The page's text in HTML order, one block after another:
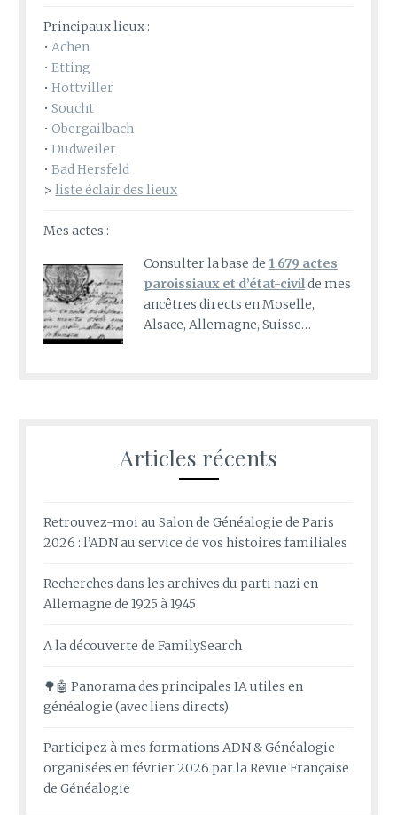
Principaux lieux :
•Achen
•Etting
•Hottviller
•Soucht
•Obergailbach
•Dudweiler
•Bad Hersfeld
>liste éclair des lieux
Mes actes :
Consulter la base de 1 679 actes
paroissiaux et d’état-civilde mes
ancêtres directs en Moselle,
Alsace, Allemagne, Suisse…
Articles récents
Retrouvez-moi au Salon de Généalogie de Paris
2026 : l’ADN au service de vos histoires familiales
Recherches dans les archives du parti nazi en
Allemagne de 1925 à 1945
A la découverte de FamilySearch
🌳🤖 Panorama des principales IA utiles en
généalogie (avec liens directs)
Participez à mes formations ADN & Généalogie
organisées en février 2026 par la Revue Française
de Généalogie